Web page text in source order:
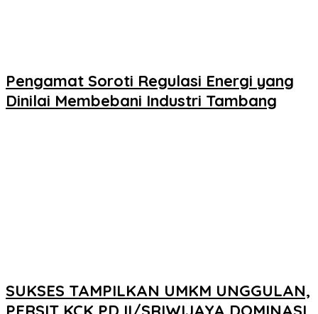
Pengamat Soroti Regulasi Energi yang
Dinilai Membebani Industri Tambang
SUKSES TAMPILKAN UMKM UNGGULAN,